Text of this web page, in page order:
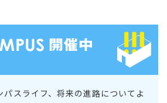
スライフ、将来の進路についてよ